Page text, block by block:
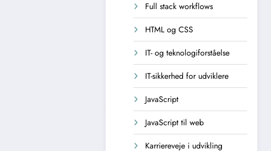
Full stack workflows
HTML og CSS
IT- og teknologiforståelse
IT-sikkerhed for udviklere
JavaScript
JavaScript til web
Karriereveje i udvikling